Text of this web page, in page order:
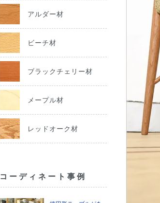
アルダー材
ビーチ材
ブラックチェリー材
メープル材
レッドオーク材
コーディネート事例